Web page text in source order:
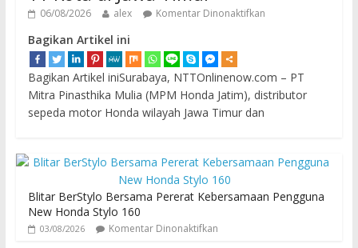
06/08/2026 alex Komentar Dinonaktifkan
Bagikan Artikel ini
Bagikan Artikel iniSurabaya, NTTOnlinenow.com – PT
Mitra Pinasthika Mulia (MPM Honda Jatim), distributor
sepeda motor Honda wilayah Jawa Timur dan
Blitar BerStylo Bersama Pererat Kebersamaan Pengguna
New Honda Stylo 160
03/08/2026 Komentar Dinonaktifkan